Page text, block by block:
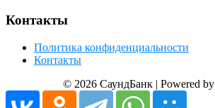
Контакты
Политика конфиденциальности
Контакты
© 2026 СаундБанк | Powered by